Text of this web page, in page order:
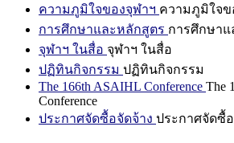
ความภูมิใจของจุฬาฯ ความภูมิใจข
การศึกษาและหลักสูตร การศึกษา
จุฬาฯ ในสื่อ จุฬาฯ ในสื่อ
ปฏิทินกิจกรรม ปฏิทินกิจกรรม
The 166th ASAIHL Conference The
Conference
ประกาศจัดซื้อจัดจ้าง ประกาศจัดซื้